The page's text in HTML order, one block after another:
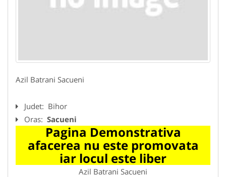
Azil Batrani Sacueni
Judet: Bihor
Oras: Sacueni
Pagina Demonstrativa
afacerea nu este promovata
iar locul este liber
Azil Batrani Sacueni